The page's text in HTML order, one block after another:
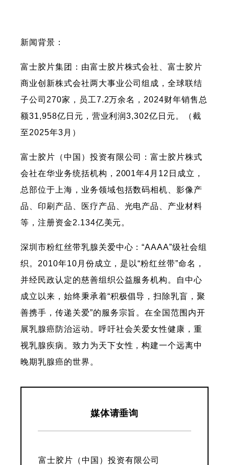
新闻背景：
富士胶片集团：由富士胶片株式会社、富士胶片
商业创新株式会社两大事业公司组成，全球联结
子公司270家，员工7.2万余名，2024财年销售总
额31,958亿日元，营业利润3,302亿日元。（截
至2025年3月）
富士胶片（中国）投资有限公司：富士胶片株式
会社在华业务统括机构，2001年4月12日成立，
总部位于上海，业务领域包括数码相机、影像产
品、印刷产品、医疗产品、光电产品、产业材料
等，注册资金2.134亿美元。
深圳市粉红丝带乳腺关爱中心：“AAAA”级社会组
织。2010年10月份成立，是以“粉红丝带”命名，
并经民政认定的慈善组织公益服务机构。自中心
成立以来，始终秉承着“积极倡导，扫除乳盲，聚
善携手，传递关爱”的服务宗旨。在全国范围内开
展乳腺癌防治运动。呼吁社会关爱女性健康，重
视乳腺疾病。致力为天下女性，构建一个远离中
晚期乳腺癌的世界。
媒体请垂询
富士胶片（中国）投资有限公司